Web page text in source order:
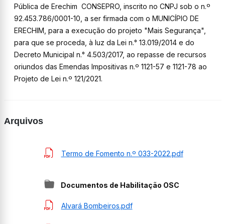
Pública de Erechim CONSEPRO, inscrito no CNPJ sob o n.º
92.453.786/0001-10, a ser firmada com o MUNICÍPIO DE
ERECHIM, para a execução do projeto "Mais Segurança",
para que se proceda, à luz da Lei n.° 13.019/2014 e do
Decreto Municipal n.° 4.503/2017, ao repasse de recursos
oriundos das Emendas Impositivas n.º 1121-57 e 1121-78 ao
Projeto de Lei n.º 121/2021.
Arquivos
Termo de Fomento n.º 033-2022.pdf
Documentos de Habilitação OSC
Alvará Bombeiros.pdf